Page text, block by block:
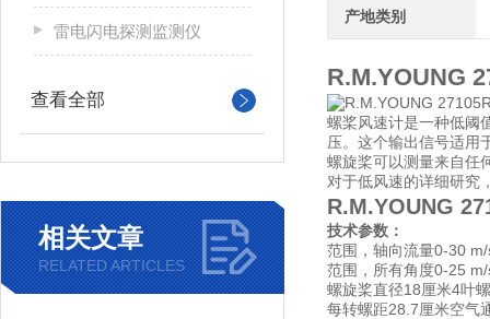
产地类别
R.M.YOUNG
螺桨风速计是一种低阈
压。这个输出信号适用
螺旋桨可以测量来自任
对于低风速的详细研究
R.M.YOUNG
技术参数：
范围，轴向流量0-30
范围，所有角度0-25
螺旋桨直径18厘米4叶
每转螺距28.7厘米空气
雷电闪电探测监测仪
查看全部
相关文章
RELATED ARTICLES